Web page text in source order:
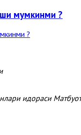
мумкинми ?
идораси